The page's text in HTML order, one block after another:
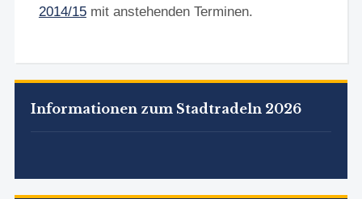
2014/15mit anstehenden Terminen.
Informationen zum Stadtradeln 2026